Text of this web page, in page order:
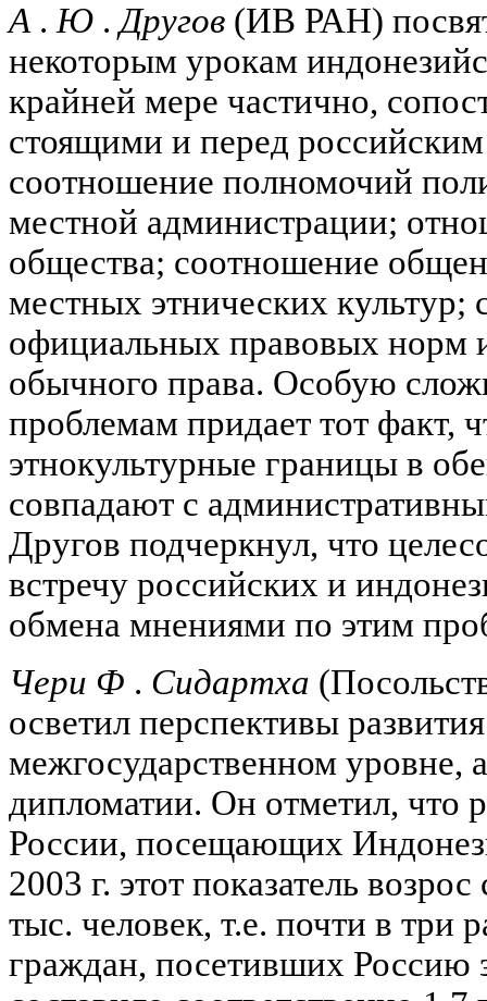
А.Ю .Другов (ИВ РАН)
некоторым урокам
крайней мере частично,
стоящими и перед
соотношение полномочий
местной администрации;
общества; соотношение
местных этнических культур;
официальных правовых норм
обычного права. Особую
проблемам придает тот факт,
этнокультурные границы в
совпадают с
Другов подчеркнул, что
встречу российских и
обмена мнениями по этим
Чери Ф . Сидартха
осветил перспективы
межгосударственном уровне,
дипломатии. Он отметил, что
России, посещающих
2003 г. этот показатель
тыс. человек, т.е. почти в три
граждан, посетивших Россию